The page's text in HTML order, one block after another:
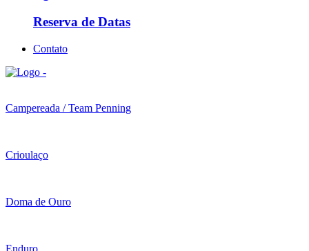
Reserva de Datas
Contato
Campereada / Team Penning
Crioulaço
Doma de Ouro
Enduro